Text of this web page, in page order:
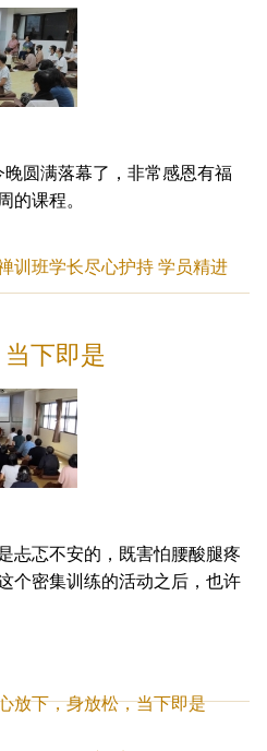
圆满落幕了，非常感恩有福
课程。
训班学长尽心护持 学员精进
下即是
忐忑不安的，既害怕腰酸腿疼
个密集训练的活动之后，也许
放下，身放松，当下即是